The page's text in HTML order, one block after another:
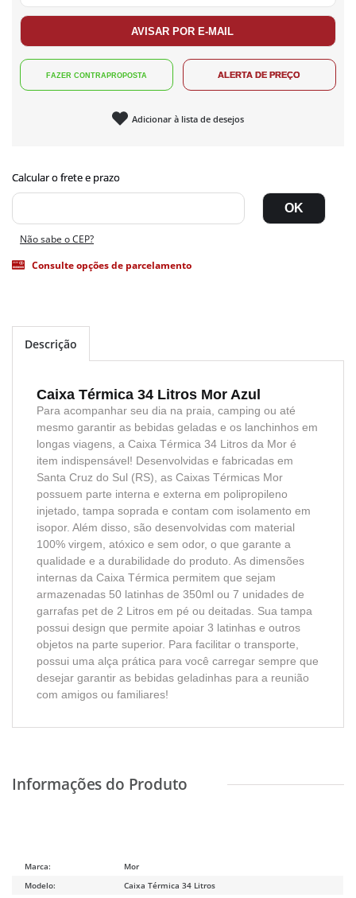
Adicionar à lista de desejos
Não sabe o CEP?
Consulte opções de parcelamento
Descrição
Caixa Térmica 34 Litros Mor Azul
Para acompanhar seu dia na praia, camping ou até
mesmo garantir as bebidas geladas e os lanchinhos em
longas viagens, a Caixa Térmica 34 Litros da Mor é
item indispensável! Desenvolvidas e fabricadas em
Santa Cruz do Sul (RS), as Caixas Térmicas Mor
possuem parte interna e externa em polipropileno
injetado, tampa soprada e contam com isolamento em
isopor. Além disso, são desenvolvidas com material
100% virgem, atóxico e sem odor, o que garante a
qualidade e a durabilidade do produto. As dimensões
internas da Caixa Térmica permitem que sejam
armazenadas 50 latinhas de 350ml ou 7 unidades de
garrafas pet de 2 Litros em pé ou deitadas. Sua tampa
possui design que permite apoiar 3 latinhas e outros
objetos na parte superior. Para facilitar o transporte,
possui uma alça prática para você carregar sempre que
desejar garantir as bebidas geladinhas para a reunião
com amigos ou familiares!
Marca:
Mor
Modelo:
Caixa Térmica 34 Litros